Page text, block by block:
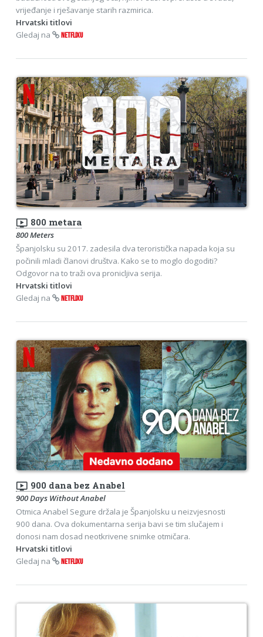
vrijeđanje i rješavanje starih razmirica.
Hrvatski titlovi
Gledaj na
NETFLIXU
ondemand_video 800 metara
800 Meters
Španjolsku su 2017. zadesila dva teroristička napada koja su
počinili mladi članovi društva. Kako se to moglo dogoditi?
Odgovor na to traži ova pronicljiva serija.
Hrvatski titlovi
Gledaj na
NETFLIXU
ondemand_video 900 dana bez Anabel
900 Days Without Anabel
Otmica Anabel Segure držala je Španjolsku u neizvjesnosti
900 dana. Ova dokumentarna serija bavi se tim slučajem i
donosi nam dosad neotkrivene snimke otmičara.
Hrvatski titlovi
Gledaj na
NETFLIXU